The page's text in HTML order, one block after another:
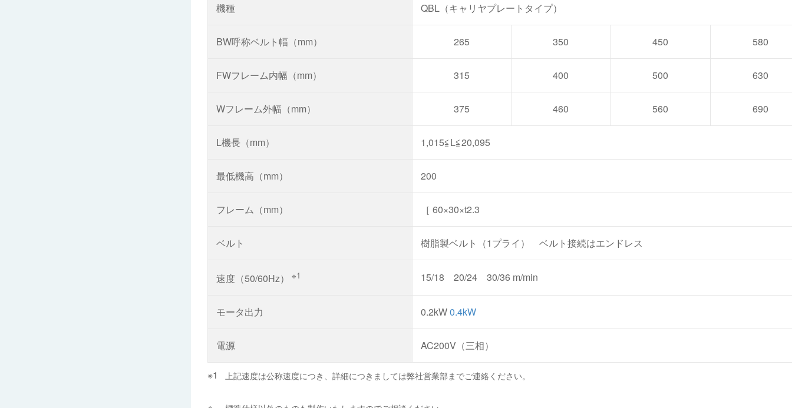
機種 QBL（キャリヤプレートタイプ）
BW呼称ベルト幅（mm） 265 350 450 580
FWフレーム内幅（mm） 315 400 500 630
Wフレーム外幅（mm） 375 460 560 690
L機長（mm） 1,015≦L≦20,095
最低機高（mm） 200
フレーム（mm） ［ 60×30×t2.3
ベルト 樹脂製ベルト（1プライ） ベルト接続はエンドレス
速度（50/60Hz） ※1 15/18 20/24 30/36 m/min
モータ出力 0.2kW0.4kW
電源 AC200V（三相）
上記速度は公称速度につき、詳細につきましては弊社営業部までご連絡ください。